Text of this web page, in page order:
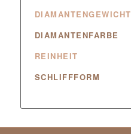
DIAMANTENGEWICHT
DIAMANTENFARBE
REINHEIT
SCHLIFFFORM